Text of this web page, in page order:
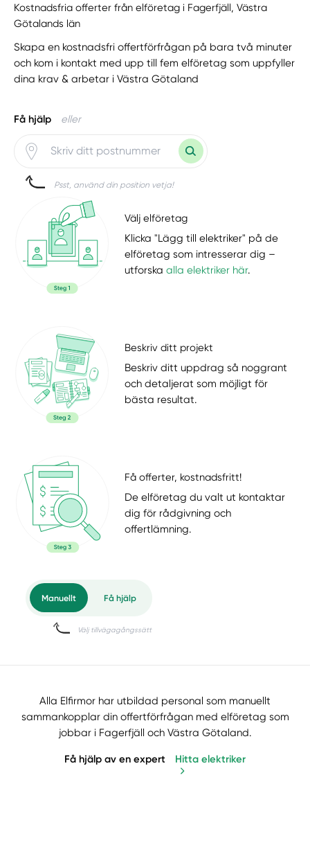
Kostnadsfria offerter från elföretag i Fagerfjäll, Västra
Götalands län
Skapa en kostnadsfri offertförfrågan på bara två minuter
och kom i kontakt med upp till fem elföretag som uppfyller
dina krav & arbetar i Västra Götaland
Få hjälp eller
Psst, använd din position vetja!
Välj elföretag
Klicka "Lägg till elektriker" på de
elföretag som intresserar dig –
utforskaalla elektriker här.
Beskriv ditt projekt
Beskriv ditt uppdrag så noggrant
och detaljerat som möjligt för
bästa resultat.
Få offerter, kostnadsfritt!
De elföretag du valt ut kontaktar
dig för rådgivning och
offertlämning.
Alla Elfirmor har utbildad personal som manuellt
sammankopplar din offertförfrågan med elföretag som
jobbar i Fagerfjäll och Västra Götaland.
Få hjälp av en expert Hitta elektriker